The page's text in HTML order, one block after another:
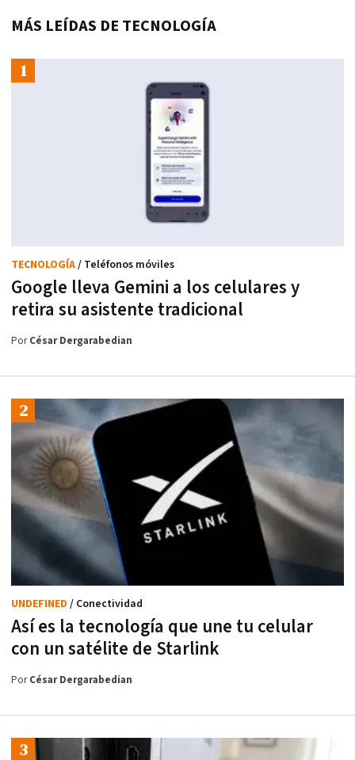
MÁS LEÍDAS DE TECNOLOGÍA
Google lleva Gemini a los celulares y
retira su asistente tradicional
TECNOLOGÍA/ Teléfonos móviles
PorCésar Dergarabedian
Así es la tecnología que une tu celular
con un satélite de Starlink
UNDEFINED / Conectividad
PorCésar Dergarabedian